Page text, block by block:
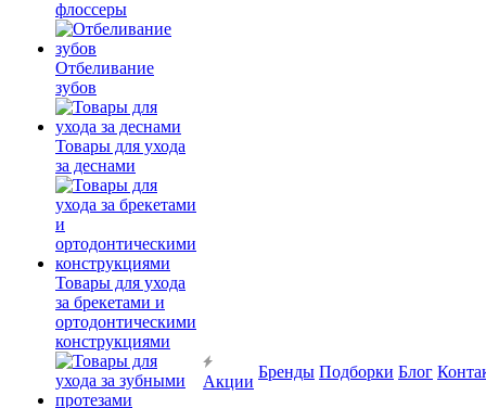
флоссеры
Отбеливание
зубов
Товары для ухода
за деснами
Товары для ухода
за брекетами и
ортодонтическими
конструкциями
Акции
Бренды Подборки Блог